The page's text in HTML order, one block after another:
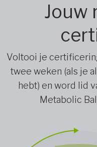
Jouw
Voltooi je
twee weken (als je
hebt) en word lid
Metabolic